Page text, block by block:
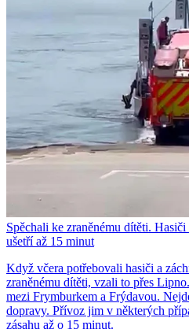
Spěchali ke zraněnému dítěti.
ušetří až 15 minut
Když včera potřebovali hasiči a
zraněnému dítěti, vzali to přes
mezi Frymburkem a Frýdavou.
dopravy. Přívoz jim v některých
zásahu až o 15 minut.